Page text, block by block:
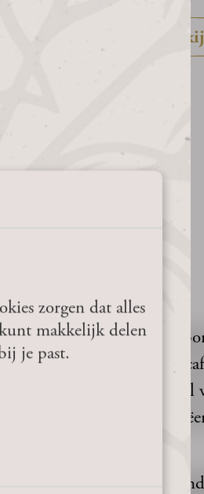
zorgen dat alles
makkelijk delen
je past.
Krachtig Dort
sfeer van je bar of
je ervoor dat het
van je gasten en
het Alfa Krachtig Dort